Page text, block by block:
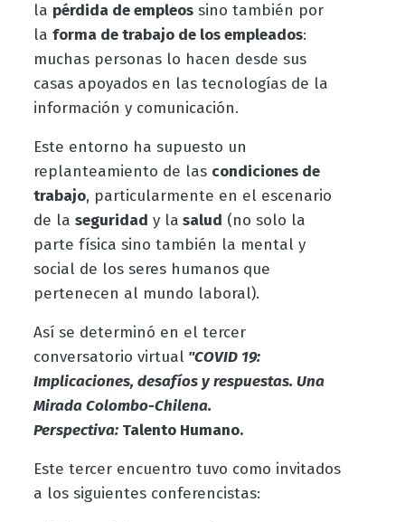
la pérdida de empleossino también por
la forma de trabajo de los empleados:
muchas personas lo hacen desde sus
casas apoyados en las tecnologías de la
información y comunicación.
Este entorno ha supuesto un
replanteamiento de las condiciones de
trabajo, particularmente en el escenario
de la seguridad y la salud (no solo la
parte física sino también la mental y
social de los seres humanos que
pertenecen al mundo laboral).
Así se determinó en el tercer
conversatorio virtual "COVID 19:
Implicaciones, desafíos y respuestas. Una
Mirada Colombo-Chilena.
Perspectiva: Talento Humano.
Este tercer encuentro tuvo como invitados
a los siguientes conferencistas: